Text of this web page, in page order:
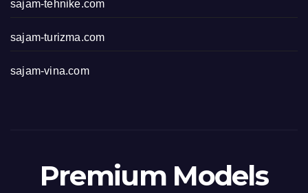
sajam-tehnike.com
sajam-turizma.com
sajam-vina.com
Premium Models